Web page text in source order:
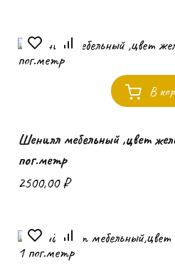
В
Шенилл мебельный ,цвет
пог.метр
2500,00₽